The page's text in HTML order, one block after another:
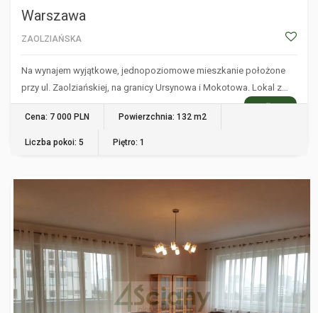
Warszawa
ZAOLZIAŃSKA
Na wynajem wyjątkowe, jednopoziomowe mieszkanie położone
przy ul. Zaolziańskiej, na granicy Ursynowa i Mokotowa. Lokal z…
WIĘCEJ
Cena: 7 000 PLN Powierzchnia: 132 m2
Liczba pokoi: 5 Piętro: 1